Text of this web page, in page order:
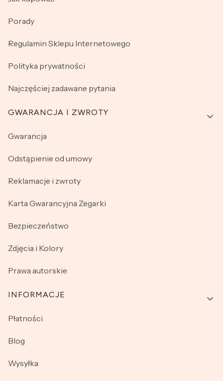
Porady
Regulamin Sklepu Internetowego
Polityka prywatności
Najczęściej zadawane pytania
GWARANCJA I ZWROTY
Gwarancja
Odstąpienie od umowy
Reklamacje i zwroty
Karta Gwarancyjna Zegarki
Bezpieczeństwo
Zdjęcia i Kolory
Prawa autorskie
INFORMACJE
Płatności
Blog
Wysyłka